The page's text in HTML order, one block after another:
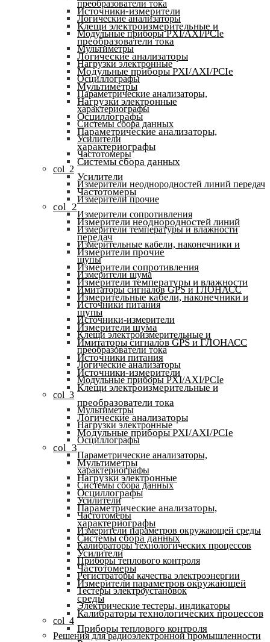
преобразователи тока
Логические анализаторы
Модульные приборы PXI/AXI/PCIe
Мультиметры
Нагрузки электронные
Осциллографы
Параметрические анализаторы,
характериографы
Системы сбора данных
Усилители
Частотомеры
col_2
Измерители неоднородностей линий передач
Измерители прочие
Измерители сопротивления
Измерители температуры и влажности
Измерительные кабели, наконечники и
щупы
Измерители шума
Имитаторы сигналов GPS и ГЛОНАСС
Источники питания
Источники-измерители
Клещи электроизмерительные и
преобразователи тока
Логические анализаторы
Модульные приборы PXI/AXI/PCIe
col_3
Мультиметры
Нагрузки электронные
Осциллографы
Параметрические анализаторы,
характериографы
Системы сбора данных
Усилители
Частотомеры
Измерители параметров окружающей среды
Калибраторы технологических процессов
Приборы теплового контроля
Регистраторы качества электроэнергии
Тестеры электроустановок
Электрические тестеры, индикаторы
col_4
Решения для радиоэлектронной промышленности
Источники-измерители
Клещи электроизмерительные и
преобразователи тока
Логические анализаторы
Модульные приборы PXI/AXI/PCIe
Мультиметры
Нагрузки электронные
Осциллографы
Параметрические анализаторы,
характериографы
Системы сбора данных
Усилители
Частотомеры
col_2
Измерители неоднородностей линий
передач
Измерители прочие
Измерители сопротивления
Измерители температуры и влажности
Измерительные кабели, наконечники и
щупы
Измерители шума
Имитаторы сигналов GPS и ГЛОНАСС
Источники питания
Источники-измерители
Клещи электроизмерительные и
преобразователи тока
Логические анализаторы
Модульные приборы PXI/AXI/PCIe
col_3
Мультиметры
Нагрузки электронные
Осциллографы
Параметрические анализаторы,
характериографы
Системы сбора данных
Усилители
Частотомеры
Измерители параметров окружающей
среды
Калибраторы технологических процессов
Приборы теплового контроля